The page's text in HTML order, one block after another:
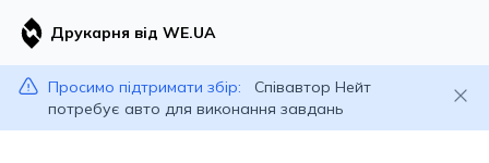
Друкарня від WE.UA
Просимо підтримати збір:
Співавтор Нейт
потребує авто для виконання завдань